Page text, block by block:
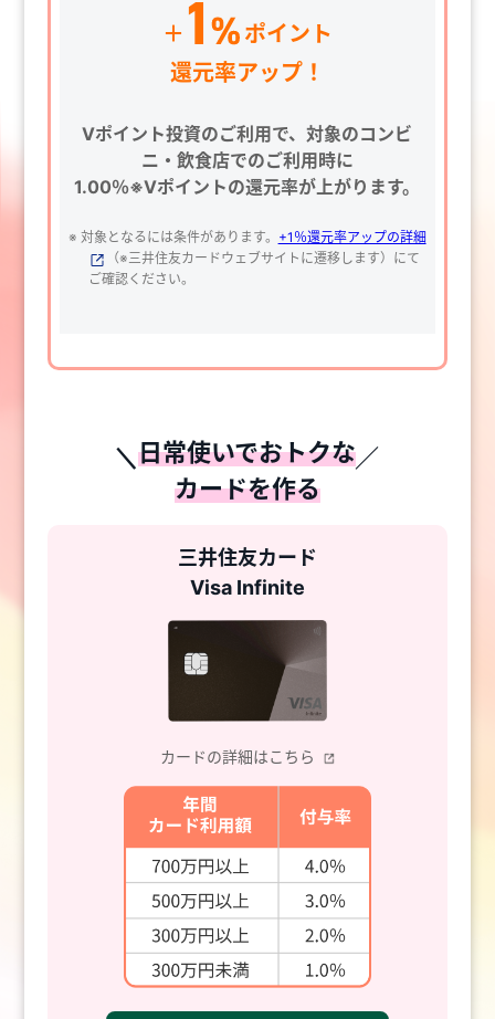
Vポイント投資のご利用で、対象のコンビ
ニ・飲食店でのご利用時に
1.00％※Vポイントの還元率が上がります。
※ 対象となるには条件があります。 +1％還元率アップの詳細
（※三井住友カードウェブサイトに遷移します）にて
ご確認ください。
日常使いでおトクな
カードを作る
三井住友カード
Visa Infinite
カードの詳細はこちら